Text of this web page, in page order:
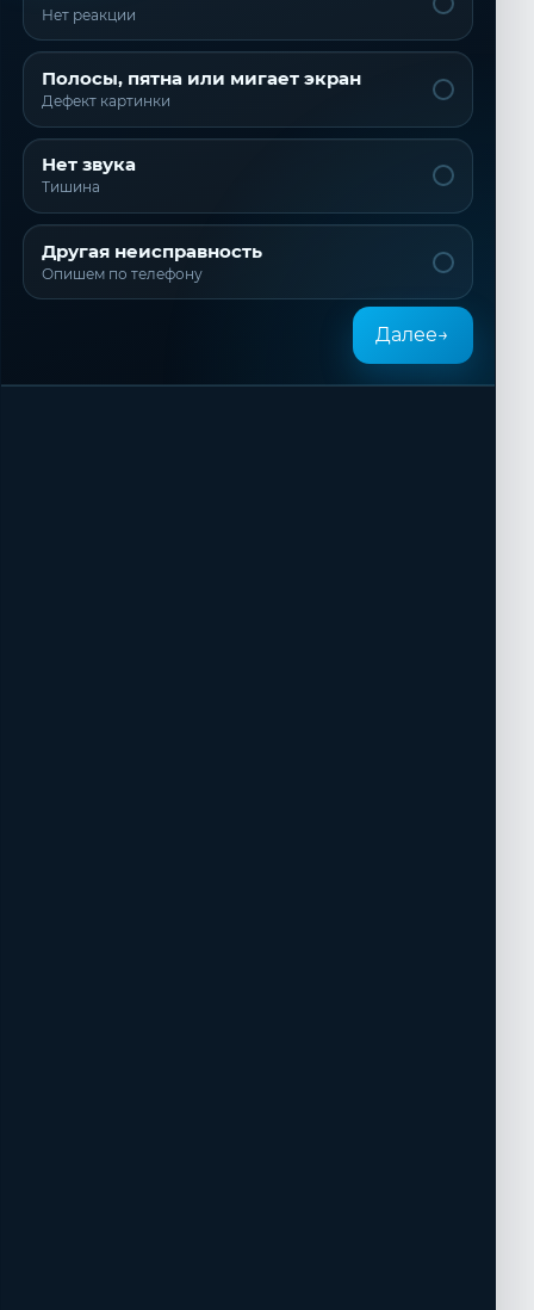
Нет реакции
Полосы, пятна или мигает экран
Дефект картинки
Нет звука
Тишина
Другая неисправность
Опишем по телефону
Далее→